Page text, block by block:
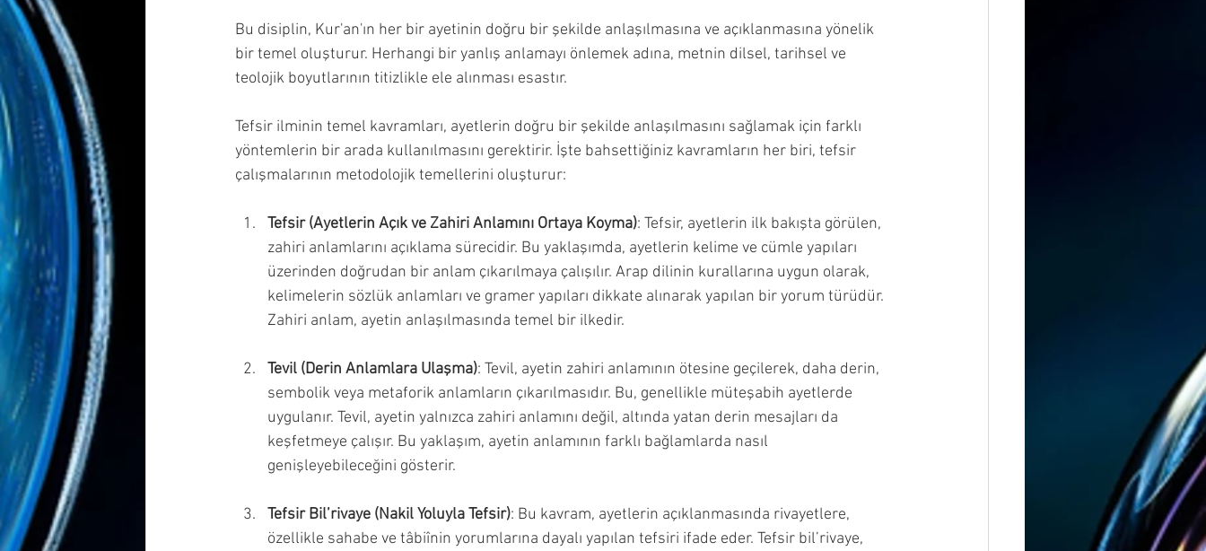
Bu disiplin, Kur'an'ın her bir ayetinin doğru bir şekilde anlaşılmasına ve açıklanmasına yönelik
bir temel oluşturur. Herhangi bir yanlış anlamayı önlemek adına, metnin dilsel, tarihsel ve
teolojik boyutlarının titizlikle ele alınması esastır.
Tefsir ilminin temel kavramları, ayetlerin doğru bir şekilde anlaşılmasını sağlamak için farklı
yöntemlerin bir arada kullanılmasını gerektirir. İşte bahsettiğiniz kavramların her biri, tefsir
çalışmalarının metodolojik temellerini oluşturur:
Tefsir (Ayetlerin Açık ve Zahiri Anlamını Ortaya Koyma): Tefsir, ayetlerin ilk bakışta görülen,
zahiri anlamlarını açıklama sürecidir. Bu yaklaşımda, ayetlerin kelime ve cümle yapıları
üzerinden doğrudan bir anlam çıkarılmaya çalışılır. Arap dilinin kurallarına uygun olarak,
kelimelerin sözlük anlamları ve gramer yapıları dikkate alınarak yapılan bir yorum türüdür.
Zahiri anlam, ayetin anlaşılmasında temel bir ilkedir.
Tevil (Derin Anlamlara Ulaşma): Tevil, ayetin zahiri anlamının ötesine geçilerek, daha derin,
sembolik veya metaforik anlamların çıkarılmasıdır. Bu, genellikle müteşabih ayetlerde
uygulanır. Tevil, ayetin yalnızca zahiri anlamını değil, altında yatan derin mesajları da
keşfetmeye çalışır. Bu yaklaşım, ayetin anlamının farklı bağlamlarda nasıl
genişleyebileceğini gösterir.
Tefsir Bil’rivaye (Nakil Yoluyla Tefsir): Bu kavram, ayetlerin açıklanmasında rivayetlere,
özellikle sahabe ve tâbiînin yorumlarına dayalı yapılan tefsiri ifade eder. Tefsir bil’rivaye,